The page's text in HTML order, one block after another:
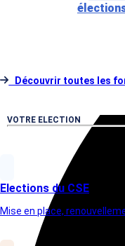
Découvrir toutes les
VOTRE ELECTION
Elections du CSE
Mise en place,